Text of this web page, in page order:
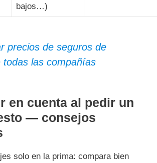
bajos…)
precios de seguros de
todas las compañías
en cuenta al pedir un
— consejos
solo en la prima: compara bien